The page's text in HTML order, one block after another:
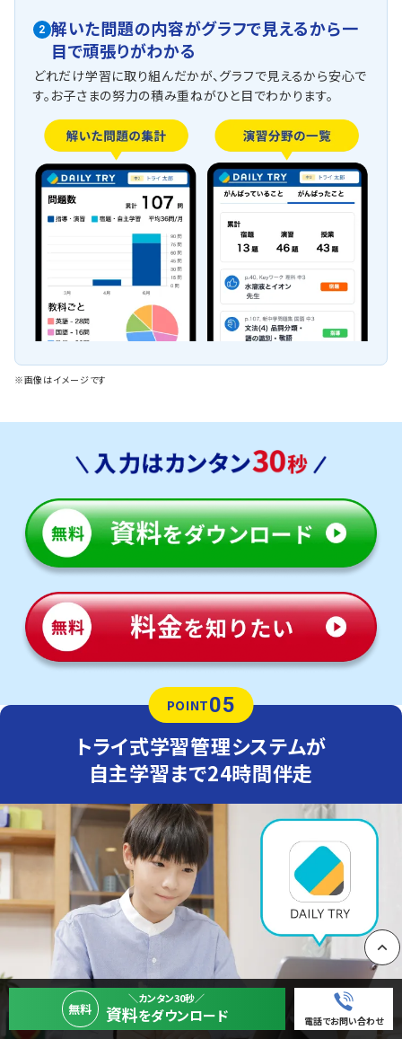
2 解いた問題の内容がグラフで見えるから一
目で頑張りがわかる
どれだけ学習に取り組んだかが、グラフで見えるから安心で
す。お子さまの努力の積み重ねがひと目でわかります。
※画像はイメージです
POINT05
トライ式学習管理システムが
自主学習まで24時間伴走
無料
＼カンタン30秒／
資料をダウンロード 電話でお問い合わせ